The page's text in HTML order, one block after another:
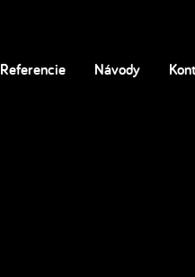
Referencie Návody